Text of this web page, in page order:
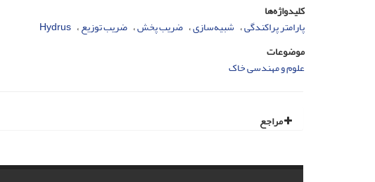
کلیدواژه‌ها
پارامتر پراکندگی شبیه‌سازی ضریب پخش ضریب توزیع Hydrus
موضوعات
علوم و مهندسی خاک
مراجع